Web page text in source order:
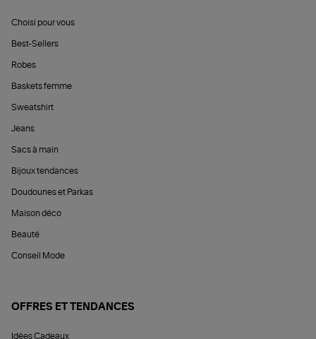
Choisi pour vous
Best-Sellers
Robes
Baskets femme
Sweatshirt
Jeans
Sacs à main
Bijoux tendances
Doudounes et Parkas
Maison déco
Beauté
Conseil Mode
OFFRES ET TENDANCES
Idées Cadeaux